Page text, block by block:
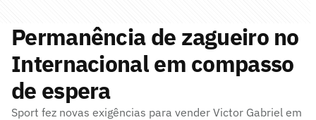
Permanência de zagueiro no
Internacional em compasso
de espera
Sport fez novas exigências para vender Victor Gabriel em